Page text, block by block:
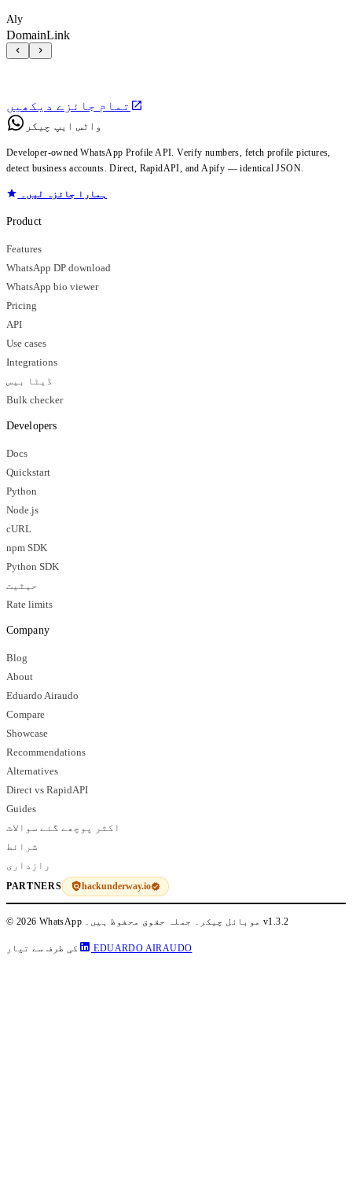
Aly
DomainLink
تمام جائزے دیکھیں
واٹس ایپ چیکر
Developer-owned WhatsApp Profile API. Verify numbers, fetch profile pictures,
detect business accounts. Direct, RapidAPI, and Apify — identical JSON.
ہمارا جائزہ لیں۔
Product
Features
WhatsApp DP download
WhatsApp bio viewer
Pricing
API
Use cases
Integrations
ڈیٹا بیس
Bulk checker
Developers
Docs
Quickstart
Python
Node.js
cURL
npm SDK
Python SDK
حیثیت
Rate limits
Company
Blog
About
Eduardo Airaudo
Compare
Showcase
Recommendations
Alternatives
Direct vs RapidAPI
Guides
اکثر پوچھے گئے سوالات
شرائط
رازداری
PARTNERS hackunderway.io
© 2026 WhatsApp موبائل چیکر۔ جملہ حقوق محفوظ ہیں۔v1.3.2
کی طرف سے تیار EDUARDO AIRAUDO